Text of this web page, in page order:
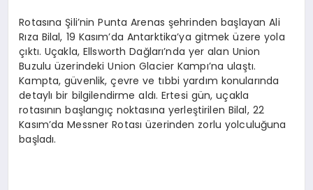
Rotasına Şili’nin Punta Arenas şehrinden başlayan Ali
Rıza Bilal, 19 Kasım’da Antarktika’ya gitmek üzere yola
çıktı. Uçakla, Ellsworth Dağları’nda yer alan Union
Buzulu üzerindeki Union Glacier Kampı’na ulaştı.
Kampta, güvenlik, çevre ve tıbbi yardım konularında
detaylı bir bilgilendirme aldı. Ertesi gün, uçakla
rotasının başlangıç noktasına yerleştirilen Bilal, 22
Kasım’da Messner Rotası üzerinden zorlu yolculuğuna
başladı.